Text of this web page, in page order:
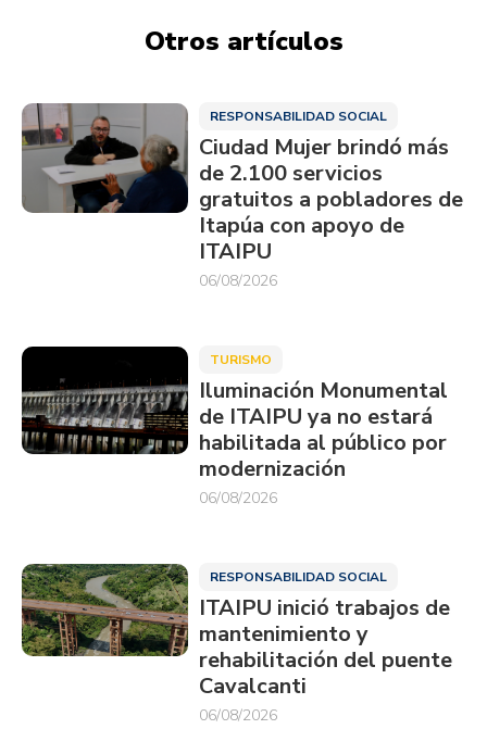
Otros artículos
RESPONSABILIDAD SOCIAL
Ciudad Mujer brindó más
de 2.100 servicios
gratuitos a pobladores de
Itapúa con apoyo de
ITAIPU
06/08/2026
TURISMO
Iluminación Monumental
de ITAIPU ya no estará
habilitada al público por
modernización
06/08/2026
RESPONSABILIDAD SOCIAL
ITAIPU inició trabajos de
mantenimiento y
rehabilitación del puente
Cavalcanti
06/08/2026